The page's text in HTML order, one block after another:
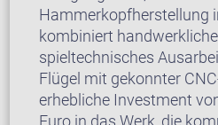
Hammerkopfherstellung
kombiniert
spieltechnisches
Flügel mit gekonnter
erhebliche Investment
Euro in das Werk, die